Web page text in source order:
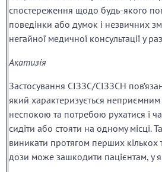
спостереження щодо будь-якого
поведінки або думок і незвичних
негайної медичної консультації у
Акатизія
Застосування СІЗЗС/СІЗЗСН
який характеризується
неспокою та потребою рухатися і
сидіти або стояти на одному місці.
виникати протягом перших кількох
дози може зашкодити пацієнтам, у